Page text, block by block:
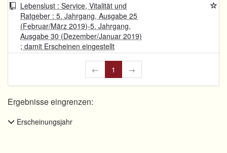
Lebenslust : Service, Vitalität und
Ratgeber : 5. Jahrgang, Ausgabe 25
(Februar/März 2019)-5. Jahrgang,
Ausgabe 30 (Dezember/Januar 2019)
; damit Erscheinen eingestellt
← 1 →
Ergebnisse eingrenzen:
Erscheinungsjahr